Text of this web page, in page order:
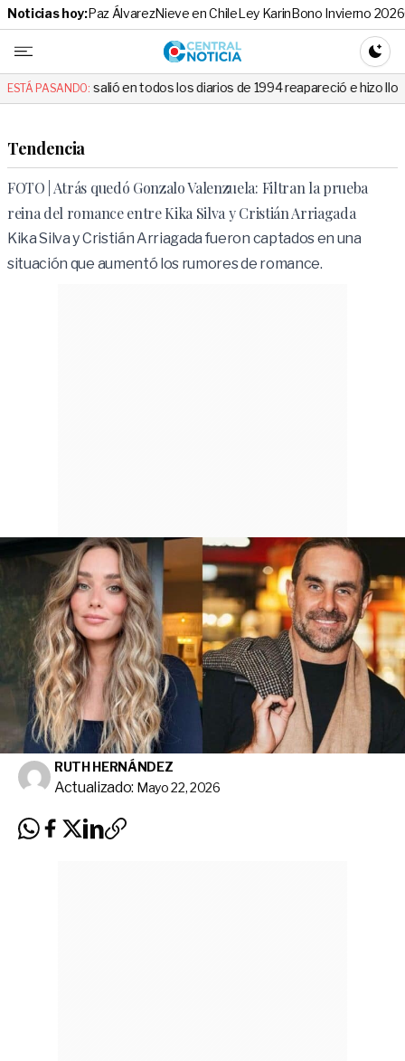
Noticias hoy:Paz ÁlvarezNieve en ChileLey KarinBono Invierno 2026
Central
ESTÁ PASANDO:
todos los diarios de 1994 reapareció e hizo llorar a todos en Canal 13
Tendencia
FOTO | Atrás quedó Gonzalo Valenzuela: Filtran la prueba
reina del romance entre Kika Silva y Cristián Arriagada
Kika Silva y Cristián Arriagada fueron captados en una
situación que aumentó los rumores de romance.
RUTH HERNÁNDEZ
Actualizado: Mayo 22, 2026